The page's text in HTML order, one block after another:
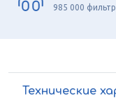
985 000
Технические